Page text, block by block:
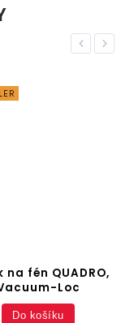
Previous
na fén QUADRO,
Loc
Do košíku
Next